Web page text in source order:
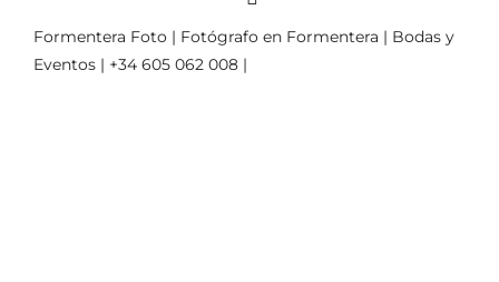
Formentera Foto | Fotógrafo en Formentera | Bodas y
Eventos | +34 605 062 008 |